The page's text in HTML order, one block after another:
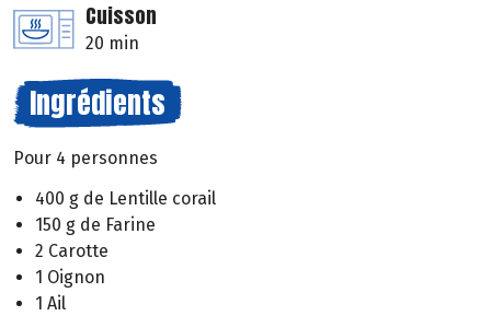
Cuisson
20 min
Ingrédients
Pour 4 personnes
400 g de Lentille corail
150 g de Farine
2 Carotte
1 Oignon
1 Ail